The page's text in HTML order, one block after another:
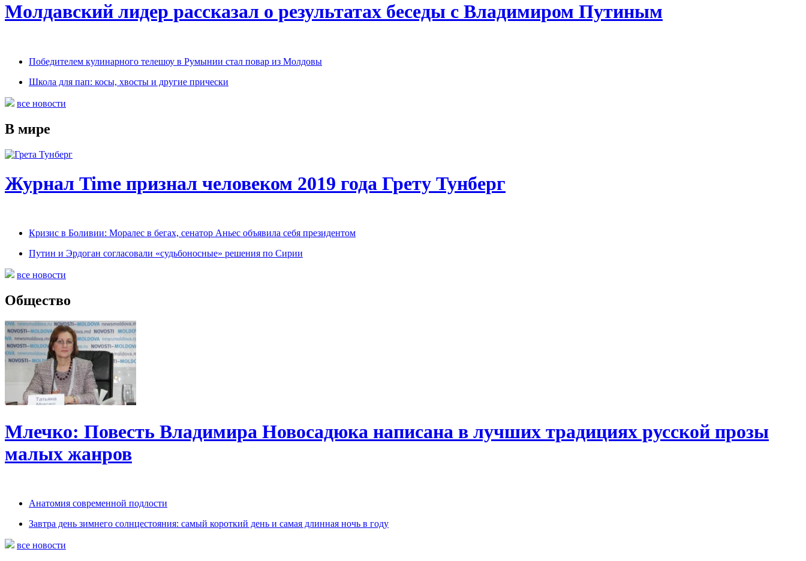
Молдавский лидер рассказал о результатах беседы с Владимиром Путиным
Победителем кулинарного телешоу в Румынии стал повар из Молдовы
Школа для пап: косы, хвосты и другие прически
все новости
В мире
Журнал Time признал человеком 2019 года Грету Тунберг
Кризис в Боливии: Моралес в бегах, сенатор Аньес объявила себя президентом
Путин и Эрдоган согласовали «судьбоносные» решения по Сирии
все новости
Общество
Млечко: Повесть Владимира Новосадюка написана в лучших традициях русской прозы
малых жанров
Анатомия современной подлости
Завтра день зимнего солнцестояния: самый короткий день и самая длинная ночь в году
все новости